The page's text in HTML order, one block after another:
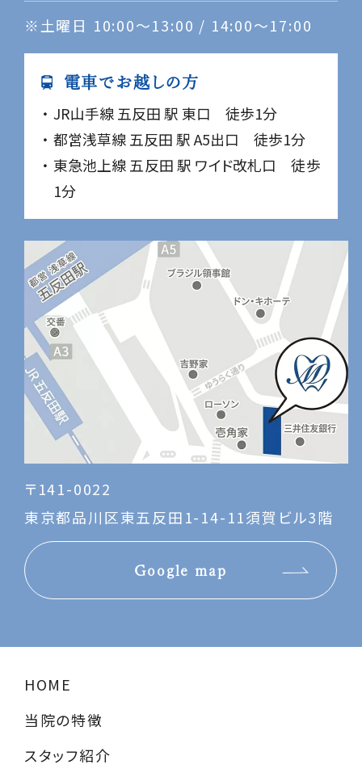
※土曜日 10:00〜13:00 / 14:00〜17:00
電車でお越しの方
JR山手線 五反田 駅 東口 徒歩1分
都営浅草線 五反田 駅 A5出口 徒歩1分
東急池上線 五反田 駅 ワイド改札口 徒歩
1分
〒141-0022
東京都品川区東五反田1-14-11須賀ビル3階
Google map
HOME
当院の特徴
スタッフ紹介